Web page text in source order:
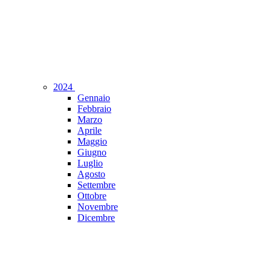
2024
Gennaio
Febbraio
Marzo
Aprile
Maggio
Giugno
Luglio
Agosto
Settembre
Ottobre
Novembre
Dicembre